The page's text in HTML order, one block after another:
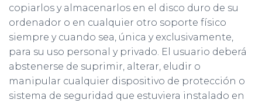
copiarlos y almacenarlos en el disco duro de su
ordenador o en cualquier otro soporte físico
siempre y cuando sea, única y exclusivamente,
para su uso personal y privado. El usuario deberá
abstenerse de suprimir, alterar, eludir o
manipular cualquier dispositivo de protección o
sistema de seguridad que estuviera instalado en